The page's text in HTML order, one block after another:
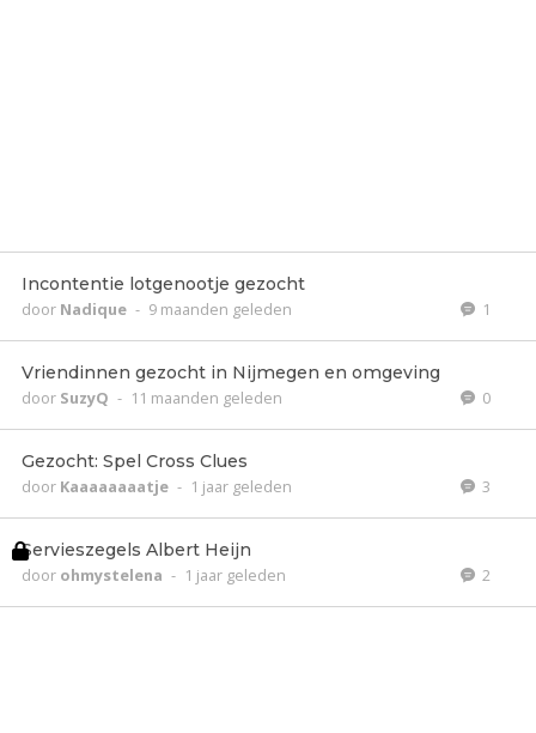
Incontentie lotgenootje gezocht
door Nadique - 9 maanden geleden 1
Vriendinnen gezocht in Nijmegen en omgeving
door SuzyQ - 11 maanden geleden 0
Gezocht: Spel Cross Clues
door Kaaaaaaaatje - 1 jaar geleden 3
Servieszegels Albert Heijn
door ohmystelena - 1 jaar geleden 2